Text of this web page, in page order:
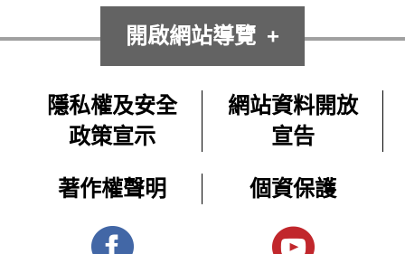
開啟網站導覽
隱私權及安全
政策宣示
網站資料開放
宣告
著作權聲明 個資保護